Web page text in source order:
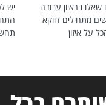
בראיון עבודה
מתחילים דווקא
על איזון
יש